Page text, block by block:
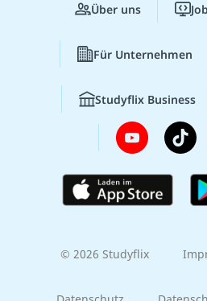
Über uns
Für Unternehmen
Studyflix Business
© 2026 Studyflix